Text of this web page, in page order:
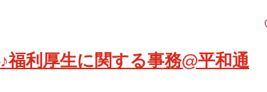
利厚生に関する事務@平和通